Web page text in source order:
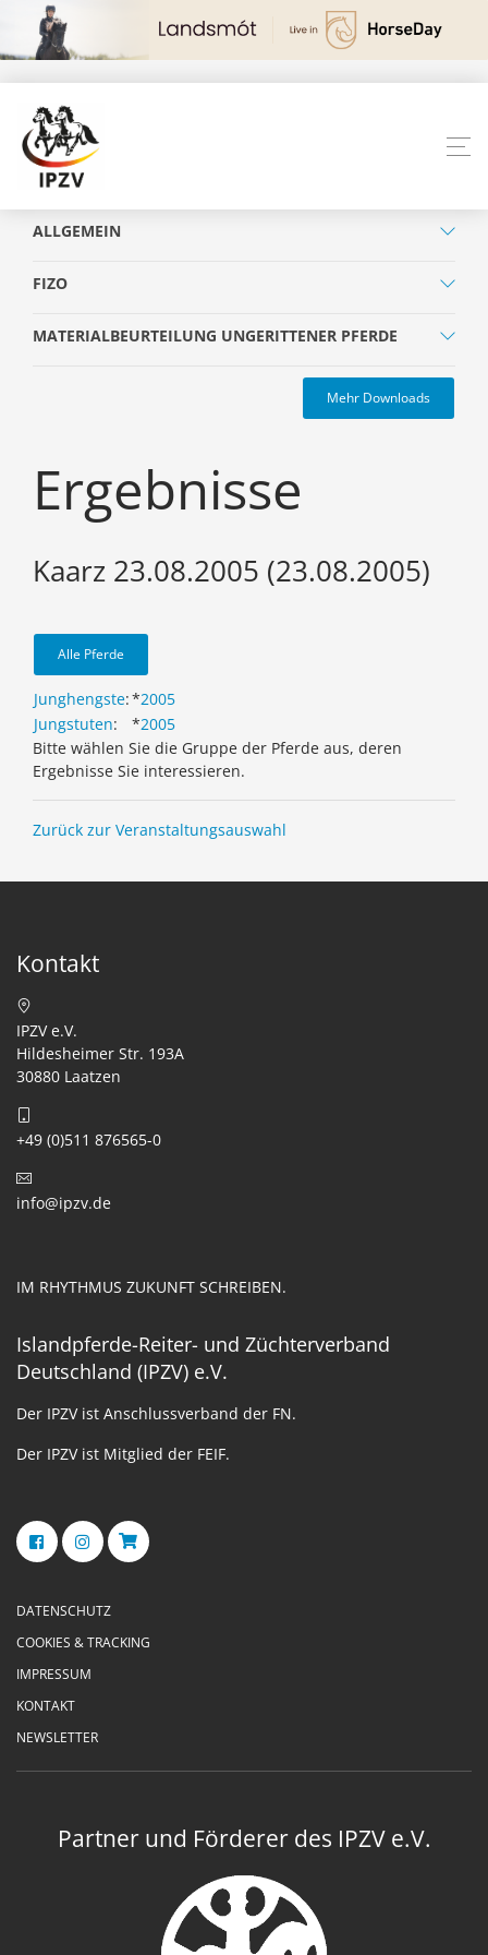
ALLGEMEIN
FIZO
MATERIALBEURTEILUNG UNGERITTENER PFERDE
Mehr Downloads
Ergebnisse
Kaarz 23.08.2005 (23.08.2005)
Alle Pferde
Junghengste:*2005
Jungstuten: *2005
Bitte wählen Sie die Gruppe der Pferde aus, deren
Ergebnisse Sie interessieren.
Zurück zur Veranstaltungsauswahl
Kontakt
IPZV e.V.
Hildesheimer Str. 193A
30880 Laatzen
+49 (0)511 876565-0
info@ipzv.de
IM RHYTHMUS ZUKUNFT SCHREIBEN.
Islandpferde-Reiter- und Züchterverband
Deutschland (IPZV) e.V.
Der IPZV ist Anschlussverband der FN.
Der IPZV ist Mitglied der FEIF.
DATENSCHUTZ
COOKIES & TRACKING
IMPRESSUM
KONTAKT
NEWSLETTER
Partner und Förderer des IPZV e.V.